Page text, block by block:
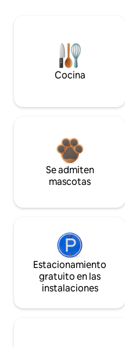
Cocina
Se admiten
mascotas
Estacionamiento
gratuito en las
instalaciones